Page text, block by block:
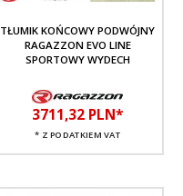
TŁUMIK KOŃCOWY PODWÓJNY
RAGAZZON EVO LINE
SPORTOWY WYDECH
3711,32 PLN*
* Z PODATKIEM VAT